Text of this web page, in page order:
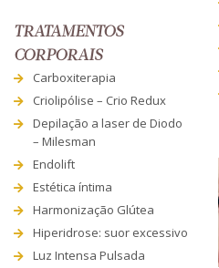
TRATAMENTOS
CORPORAIS
Carboxiterapia
Criolipólise – Crio Redux
Depilação a laser de Diodo
– Milesman
Endolift
Estética íntima
Harmonização Glútea
Hiperidrose: suor excessivo
Luz Intensa Pulsada